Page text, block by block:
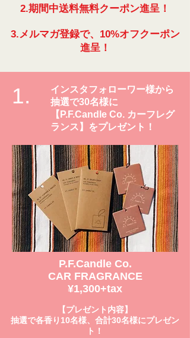
2.期間中送料無料クーポン進呈！
3.メルマガ登録で、10%オフクーポン
進呈！
1.
インスタフォローワー様から
抽選で30名様に
【P.F.Candle Co. カーフレグ
ランス】をプレゼント！
P.F.Candle Co.
CAR FRAGRANCE
¥1,300+tax
【プレゼント内容】
抽選で各香り​10名様、合計30名様にプレゼン
ト！